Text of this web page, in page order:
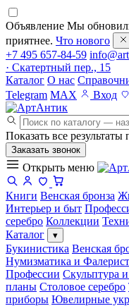
Объявление Мы
приятнее. Что нового
+7 495 657-84-59
· Скатертный пер., 15
Каталог О нас
Telegram MAX Вход
Показать все результаты
Заказать звонок
Открыть меню
Книги Венская бронза
Интерьер и быт
серебро Коллекции
Каталог
▾
Букинистика Венская
Нумизматика и
Профессии Скульптура и
планы Столовое серебро
приборы Ювелирные